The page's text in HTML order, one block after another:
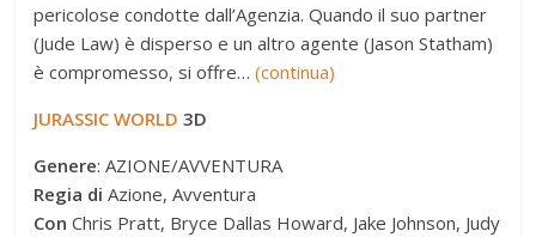
pericolose condotte dall’Agenzia. Quando il suo partner
(Jude Law) è disperso e un altro agente (Jason Statham)
è compromesso, si offre…(continua)
JURASSIC WORLD 3D
Genere: AZIONE/AVVENTURA
Regia di Azione, Avventura
Con Chris Pratt, Bryce Dallas Howard, Jake Johnson, Judy